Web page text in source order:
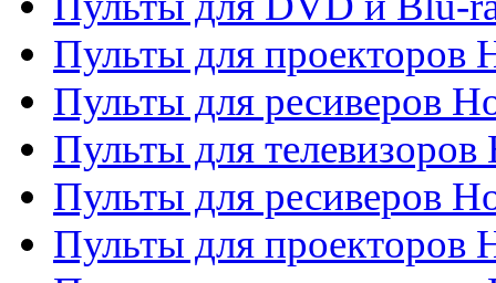
Пульты для проекторов
Пульты для ресиверов
Пульты для
Пульты для ресиверов
Пульты для проекторов